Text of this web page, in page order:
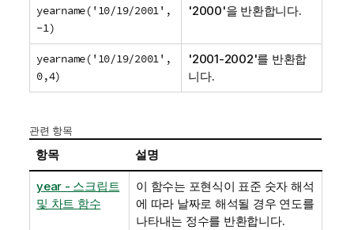
yearname('10/19/2001',
-1)
'2000'을 반환합니다.
yearname('10/19/2001',
0,4)
'2001-2002'를 반환합
니다.
관련 항목
항목 설명
year - 스크립트
및 차트 함수
이 함수는 포현식이 표준 숫자 해석
에 따라 날짜로 해석될 경우 연도를
나타내는 정수를 반환합니다.